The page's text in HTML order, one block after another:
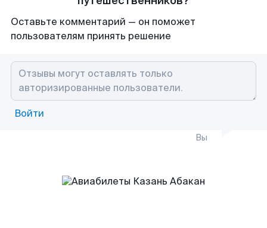
Оставьте комментарий — он поможет
пользователям принять решение
Войти
Вы